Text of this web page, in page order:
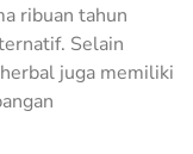
ribuan tahun
Selain
juga memiliki